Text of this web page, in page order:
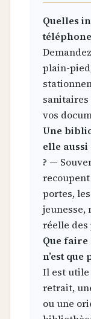
Quelles
plain-
sanitaires
vos
Une
elle aussi
? —
portes,
réelle des
Que
n’est
Il est utile
retrait,
ou une